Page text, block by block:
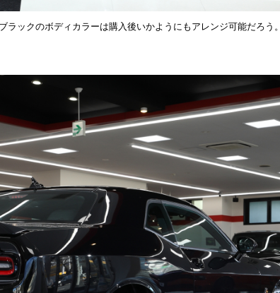
ックのボディカラーは購入後いかようにもアレンジ可能だろう。